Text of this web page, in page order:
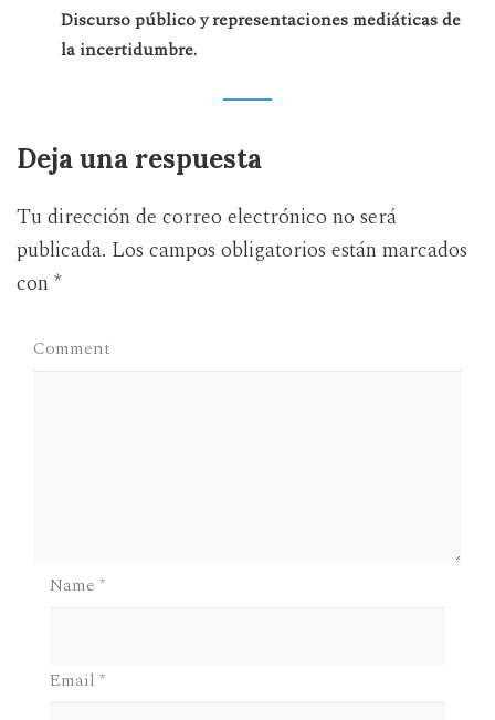
Discurso público y representaciones mediáticas de
la incertidumbre.
Deja una respuesta
Tu dirección de correo electrónico no será
publicada. Los campos obligatorios están marcados
con*
Comment
Name *
Email *